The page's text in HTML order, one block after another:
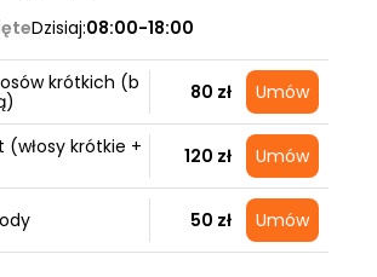
Dzisiaj:08:00-18:00
krótkich (b
80 zł Umów
krótkie +
120 zł Umów
50 zł Umów